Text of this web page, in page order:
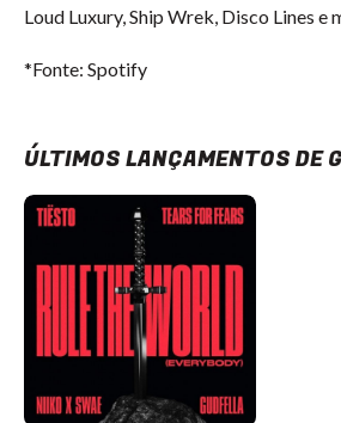
Loud Luxury, Ship Wrek, Disco Lines e
*Fonte: Spotify
ÚLTIMOS LANÇAMENTOS DE